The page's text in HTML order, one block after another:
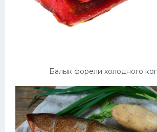
Балык форели холодного
Дизайн комнаты